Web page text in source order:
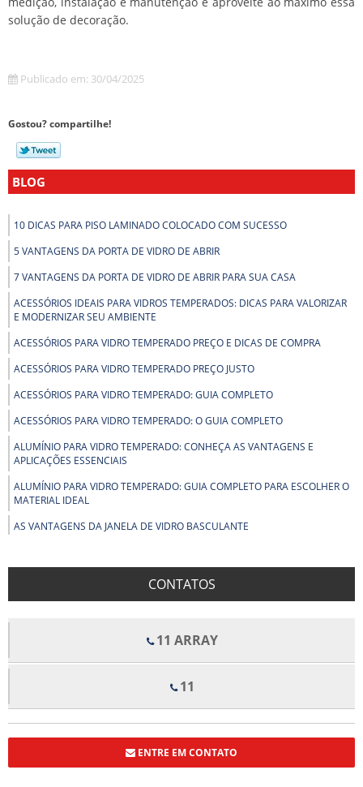
solução de decoração.
Publicado em: 30/04/2025
Gostou? compartilhe!
BLOG
10 DICAS PARA PISO LAMINADO COLOCADO COM SUCESSO
5 VANTAGENS DA PORTA DE VIDRO DE ABRIR
7 VANTAGENS DA PORTA DE VIDRO DE ABRIR PARA SUA CASA
ACESSÓRIOS IDEAIS PARA VIDROS TEMPERADOS: DICAS PARA VALORIZAR
E MODERNIZAR SEU AMBIENTE
ACESSÓRIOS PARA VIDRO TEMPERADO PREÇO E DICAS DE COMPRA
ACESSÓRIOS PARA VIDRO TEMPERADO PREÇO JUSTO
ACESSÓRIOS PARA VIDRO TEMPERADO: GUIA COMPLETO
ACESSÓRIOS PARA VIDRO TEMPERADO: O GUIA COMPLETO
ALUMÍNIO PARA VIDRO TEMPERADO: CONHEÇA AS VANTAGENS E
APLICAÇÕES ESSENCIAIS
ALUMÍNIO PARA VIDRO TEMPERADO: GUIA COMPLETO PARA ESCOLHER O
MATERIAL IDEAL
AS VANTAGENS DA JANELA DE VIDRO BASCULANTE
BENEFÍCIOS DOS FORROS DE FIBRA MINERAL PARA CONFORTO E
QUALIDADE ACÚSTICA EM AMBIENTES
FUNCIONALIDADE PARA SEU BANHEIRO
BOX DE VIDRO ELEGANCE TRANSFORMA ESPAÇOS COM ESTILO E
CONTATOS
11 ARRAY
11
ENTRE EM CONTATO